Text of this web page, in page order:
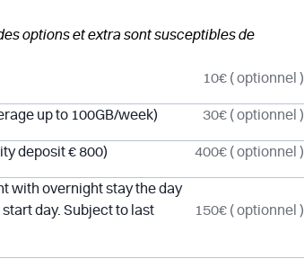
options et extra sont susceptibles de
10€ ( optionnel )
up to 100GB/week) 30€ ( optionnel )
deposit € 800) 400€ ( optionnel )
with overnight stay the day
day. Subject to last
150€ ( optionnel )